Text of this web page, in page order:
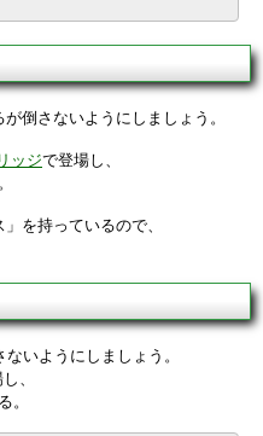
倒さないようにしましょう。
ッジで登場し、
を持っているので、
いようにしましょう。
、
。